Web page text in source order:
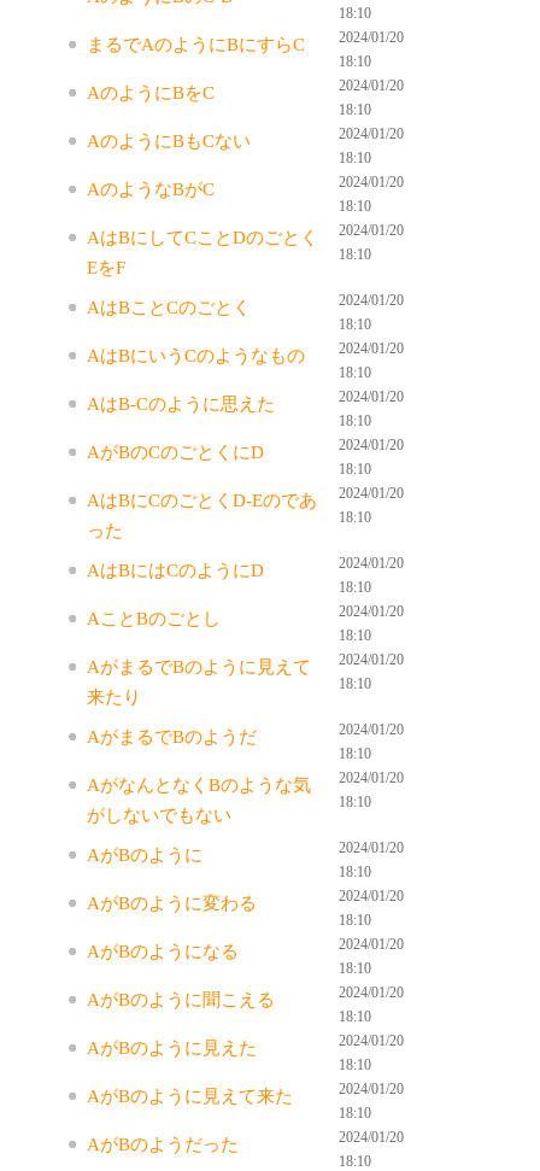
18:10
まるでAのようにBにすらC
2024/01/20
18:10
AのようにBをC
2024/01/20
18:10
AのようにBもCない
2024/01/20
18:10
AのようなBがC
2024/01/20
18:10
AはBにしてCことDのごとく
EをF
2024/01/20
18:10
AはBことCのごとく
2024/01/20
18:10
AはBにいうCのようなもの
2024/01/20
18:10
AはB-Cのように思えた
2024/01/20
18:10
AがBのCのごとくにD
2024/01/20
18:10
AはBにCのごとくD-Eのであ
った
2024/01/20
18:10
AはBにはCのようにD
2024/01/20
18:10
AことBのごとし
2024/01/20
18:10
AがまるでBのように見えて
来たり
2024/01/20
18:10
AがまるでBのようだ
2024/01/20
18:10
AがなんとなくBのような気
がしないでもない
2024/01/20
18:10
AがBのように
2024/01/20
18:10
AがBのように変わる
2024/01/20
18:10
AがBのようになる
2024/01/20
18:10
AがBのように聞こえる
2024/01/20
18:10
AがBのように見えた
2024/01/20
18:10
AがBのように見えて来た
2024/01/20
18:10
AがBのようだった
2024/01/20
18:10